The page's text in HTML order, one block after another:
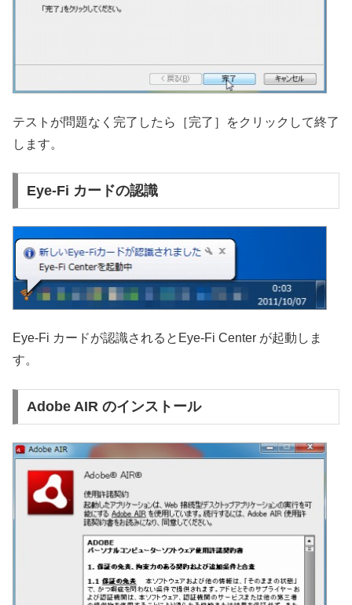
テストが問題なく完了したら［完了］をクリックして終了
します。
Eye-Fi カードの認識
Eye-Fi カードが認識されるとEye-Fi Center が起動しま
す。
Adobe AIR のインストール